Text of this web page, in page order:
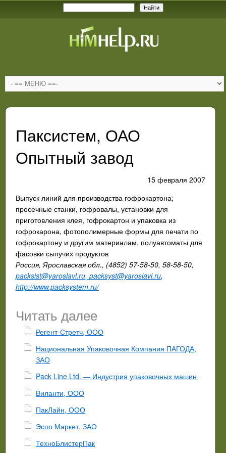
Паксистем, ОАО
Опытный завод
15 февраля 2007
Выпуск линий для производства гофрокартона;
просечные станки, гофровалы, установки для
приготовления клея, гофрокартон и упаковка из
гофрокарона, фотополимерные формы для печати по
гофрокартону и другим материалам, полуавтоматы для
фасовки сыпучих продуктов
Россия, Ярославская обл., (4852) 57-58-50, 58-58-50,
packsist@yaroslavl.ru, packsyst@yaroslavl.ru,
http://www.packsystem.ru/
Читать далее
Регент-Стретч, ООО
Национальная Упаковочная Компания ПАГОДА,
ЗАО
Pack Line Ltd. — Индустрия упаковочных машин
Виланти, ООО
ПакЛайн, ООО
Эспо Маркет, ЗАО
ТехноБлистерПак